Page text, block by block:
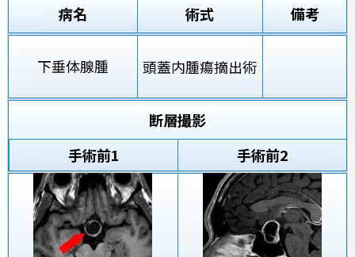
病名 術式 備考
下垂体腺腫 頭蓋内腫瘍摘出術
断層撮影
手術前1 手術前2